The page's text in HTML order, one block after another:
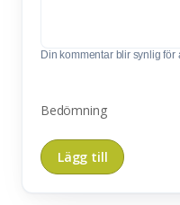
Din kommentar blir synlig för
Bedömning